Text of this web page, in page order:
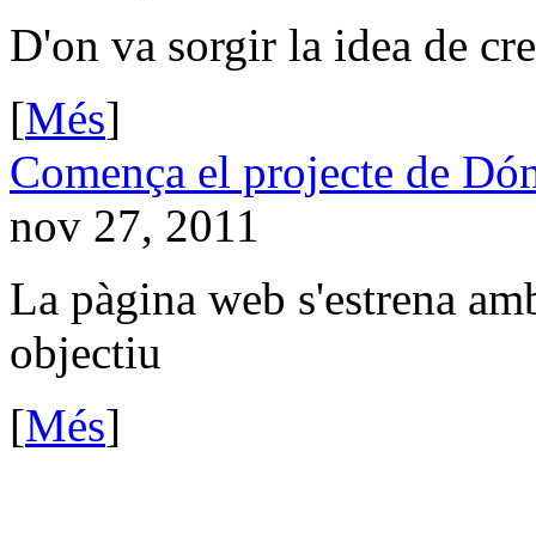
D'on va sorgir la idea de
[Més]
Comença el projecte de
nov 27, 2011
La pàgina web s'estrena
objectiu
[Més]